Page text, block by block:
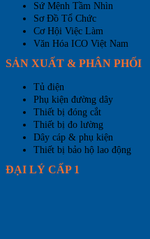
Sứ Mệnh Tầm Nhìn
Sơ Đồ Tổ Chức
Cơ Hội Việc Làm
Văn Hóa ICO Việt Nam
SẢN XUẤT & PHÂN PHỐI
Tủ điện
Phụ kiện đường dây
Thiết bị đóng cắt
Thiết bị đo lường
Dây cáp & phụ kiện
Thiết bị bảo hộ lao động
ĐẠI LÝ CẤP 1